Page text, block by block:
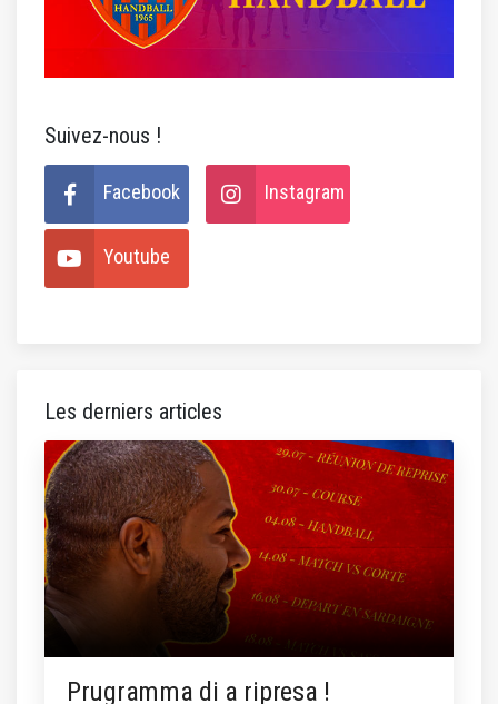
Suivez-nous !
Facebook Instagram
Youtube
Les derniers articles
Prugramma di a ripresa !